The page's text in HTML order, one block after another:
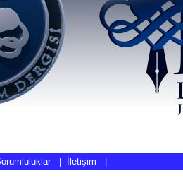
İletişim